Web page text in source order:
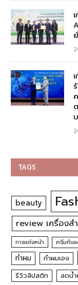
TAGS
beauty
review เครื่องส
การแต่งหน้า ครีมกัน
ทำผม ทำผมเอง
รีวิวลิปสติก ลดน้